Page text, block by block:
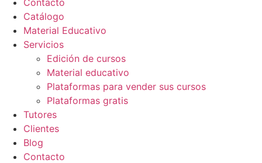
Contacto
Catálogo
Material Educativo
Servicios
Edición de cursos
Material educativo
Plataformas para vender sus cursos
Plataformas gratis
Tutores
Clientes
Blog
Contacto